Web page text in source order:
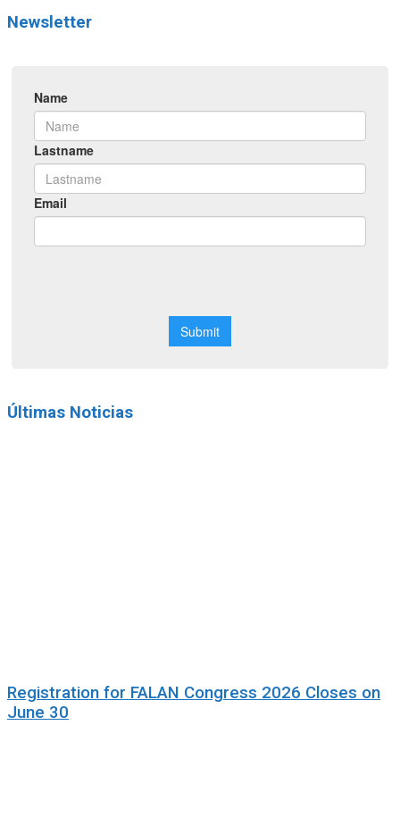
Newsletter
Últimas Noticias
Registration for FALAN Congress 2026 Closes on
June 30